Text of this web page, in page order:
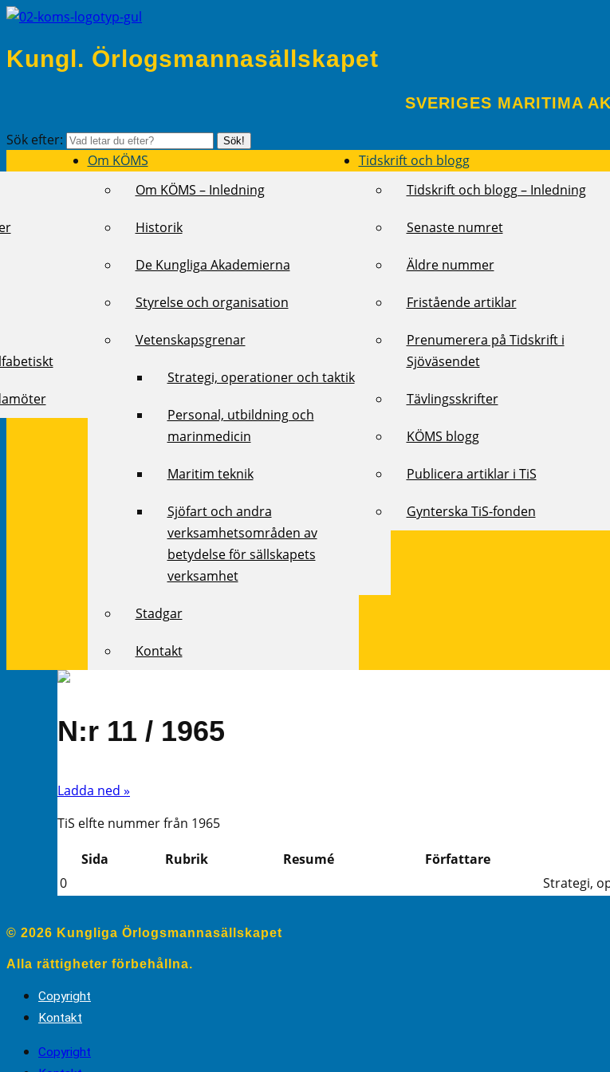
Kungl. Örlogsmannasällskapet
SVERIGES MARITIMA
Sök efter: Sök!
Om KÖMS
Om KÖMS – Inledning
Historik
De Kungliga Akademierna
Styrelse och organisation
Vetenskapsgrenar
Strategi, operationer och taktik
Personal, utbildning och
marinmedicin
Maritim teknik
Sjöfart och andra
verksamhetsområden av
betydelse för sällskapets
verksamhet
Stadgar
Kontakt
Tidskrift och blogg
Tidskrift och blogg – Inledning
Senaste numret
Äldre nummer
Fristående artiklar
Prenumerera på Tidskrift i
Sjöväsendet
Tävlingsskrifter
KÖMS blogg
Publicera artiklar i TiS
Gynterska TiS-fonden
N:r 11 / 1965
Ladda ned »
TiS elfte nummer från 1965
Sida Rubrik Resumé Författare
0
Strategi,
© 2026 Kungliga Örlogsmannasällskapet
Alla rättigheter förbehållna.
Copyright
Kontakt
Copyright